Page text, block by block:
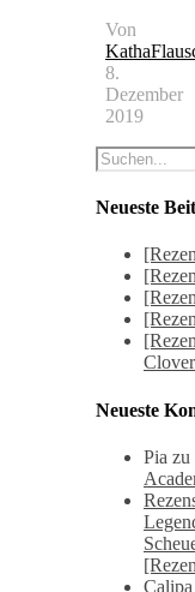
Von
8.
Dezember
2019
Neueste
Neueste
Pia zu